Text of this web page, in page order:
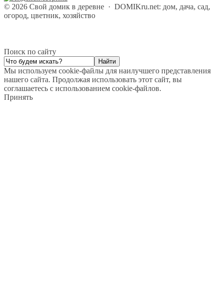
© 2026 Свой домик в деревне · DOMIKru.net: дом, дача, сад,
огород, цветник, хозяйство
Поиск по сайту
Мы используем cookie-файлы для наилучшего представления
нашего сайта. Продолжая использовать этот сайт, вы
соглашаетесь с использованием cookie-файлов.
Принять